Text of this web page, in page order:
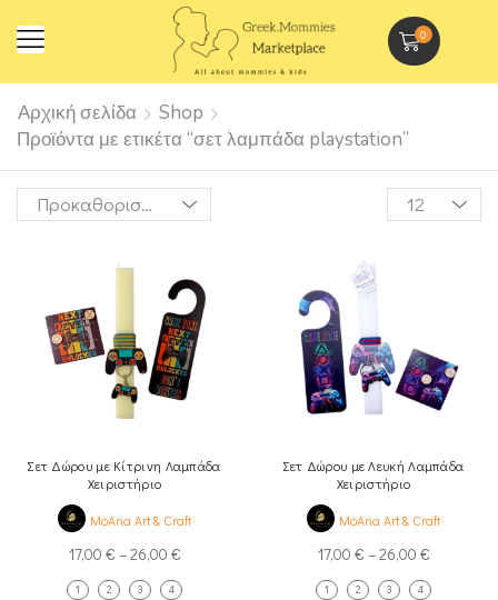
0
Αρχική σελίδα
Shop
Προϊόντα με ετικέτα “σετ λαμπάδα playstation”
Σετ Δώρου με Κίτρινη Λαμπάδα
Χειριστήριο
MoAna Art & Craft
17,00 € –26,00 €
1 2 3 4
Σετ Δώρου με Λευκή Λαμπάδα
Χειριστήριο
MoAna Art & Craft
17,00 € –26,00 €
1 2 3 4